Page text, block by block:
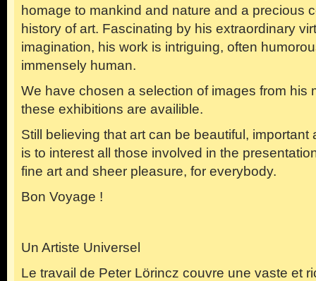
homage to mankind and nature and a precious
history of art. Fascinating by his extraordinary
imagination, his work is intriguing, often
immensely human.
We have chosen a selection of images from his
these exhibitions are availible.
Still believing that art can be beautiful, important
is to interest all those involved in the
fine art and sheer pleasure, for everybody.
Bon Voyage !
Un Artiste Universel
Le travail de Peter Lörincz couvre une vaste et